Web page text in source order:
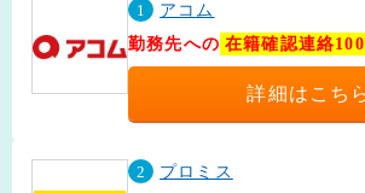
1
アコム
勤務先への 在籍確認連絡
詳細はこち
2
プロミス